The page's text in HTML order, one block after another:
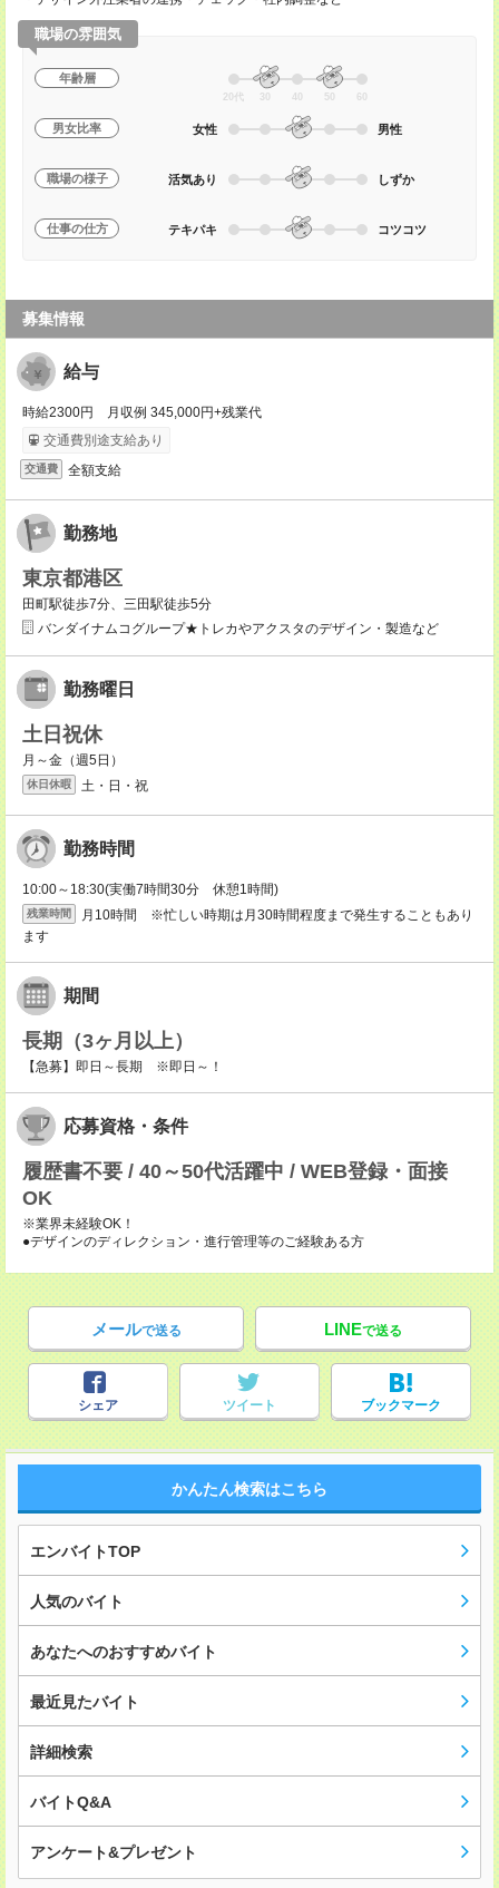
職場の雰囲気
年齢層
20代 30 40 50 60
男女比率 女性 男性
職場の様子 活気あり しずか
仕事の仕方 テキパキ コツコツ
募集情報
給与
時給2300円 月収例 345,000円+残業代
交通費別途支給あり
交通費 全額支給
勤務地
東京都港区
田町駅徒歩7分、三田駅徒歩5分
バンダイナムコグループ★トレカやアクスタのデザイン・製造など
勤務曜日
土日祝休
月～金（週5日）
休日休暇 土・日・祝
勤務時間
10:00～18:30(実働7時間30分 休憩1時間)
残業時間
月10時間 ※忙しい時期は月30時間程度まで発生することもあり
ます
期間
長期（3ヶ月以上）
【急募】即日～長期 ※即日～！
応募資格・条件
履歴書不要 / 40～50代活躍中 / WEB登録・面接
OK
※業界未経験OK！
●デザインのディレクション・進行管理等のご経験ある方
メールで送る LINEで送る
シェア ツイート ブックマーク
かんたん検索はこちら
エンバイトTOP
人気のバイト
あなたへのおすすめバイト
最近見たバイト
詳細検索
バイトQ&A
アンケート&プレゼント